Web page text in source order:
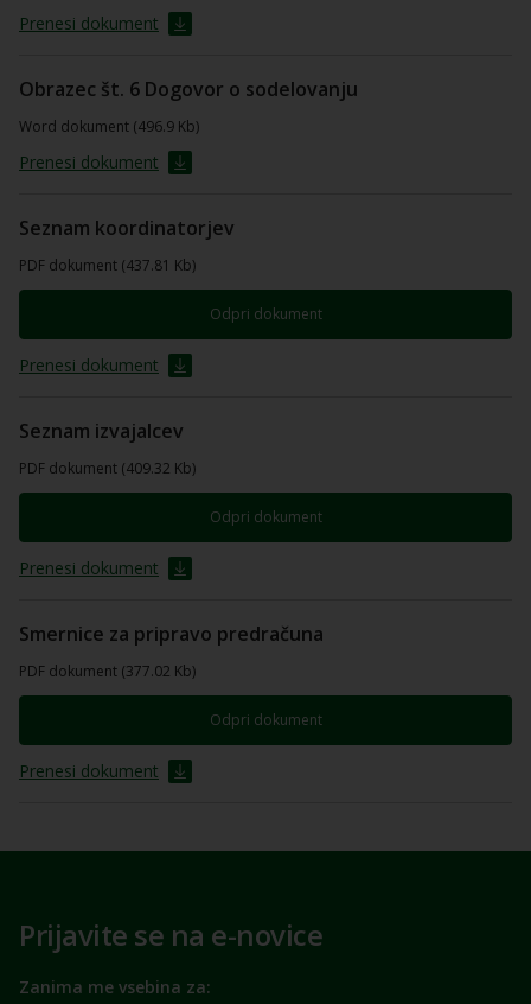
Prenesi dokument
Obrazec št. 6 Dogovor o sodelovanju
Word dokument (496.9 Kb)
Prenesi dokument
Seznam koordinatorjev
PDF dokument (437.81 Kb)
Odpri dokument
Prenesi dokument
Seznam izvajalcev
PDF dokument (409.32 Kb)
Odpri dokument
Prenesi dokument
Smernice za pripravo predračuna
PDF dokument (377.02 Kb)
Odpri dokument
Prenesi dokument
Prijavite se na e-novice
Zanima me vsebina za: